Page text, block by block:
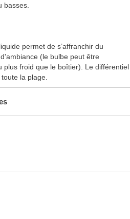
basses.
permet de s’affranchir du
(le bulbe peut être
plus froid que le boîtier). Le différentiel
la plage.